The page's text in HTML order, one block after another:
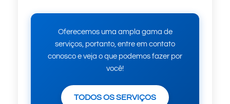
Oferecemos uma ampla gama de
serviços, portanto, entre em contato
conosco e veja o que podemos fazer por
você!
TODOS OS SERVIÇOS